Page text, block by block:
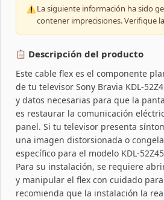
La siguiente información ha sido
contener imprecisiones. Verifique
Descripción del producto
Este cable flex es el componente
de tu televisor Sony Bravia KDL-
y datos necesarias para que la
es restaurar la comunicación
panel. Si tu televisor presenta
una imagen distorsionada o
específico para el modelo KDL-
Para su instalación, se requiere
y manipular el flex con cuidado
recomienda que la instalación la